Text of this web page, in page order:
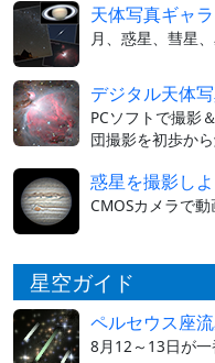
天体写真ギャ
月、惑星、彗星
デジタル天体
PCソフトで撮影
団撮影を初歩か
惑星を撮影しよ
CMOSカメラで
星空ガイド
ペルセウス座
8月12～13日が一